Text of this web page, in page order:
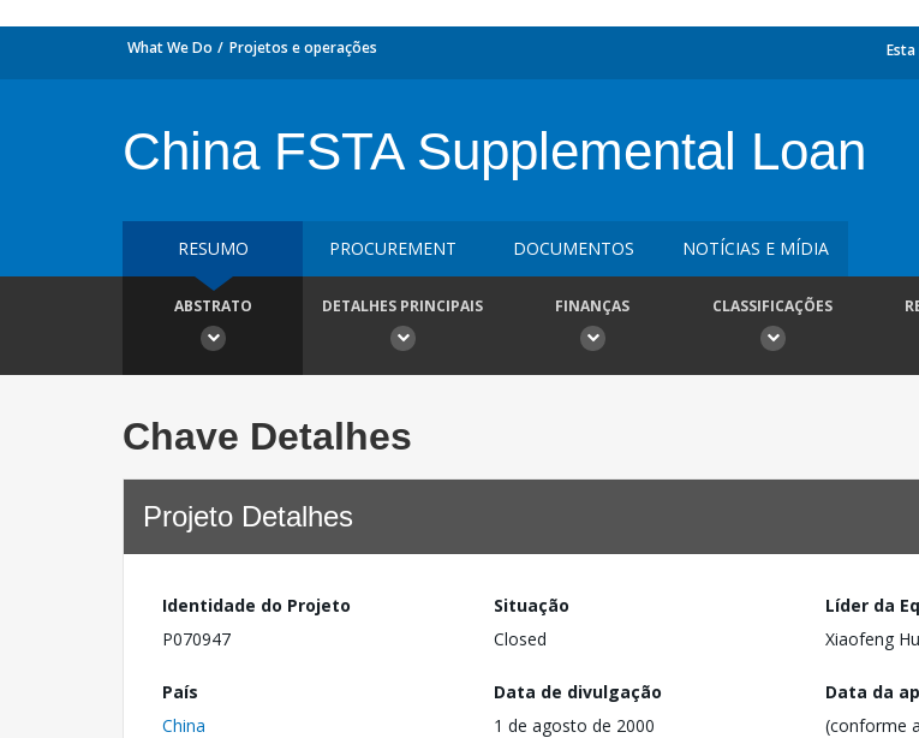
What We Do Projetos e operações
China FSTA Supplemental Loan
RESUMO PROCUREMENT DOCUMENTOS NOTÍCIAS E MÍDIA
ABSTRATO DETALHES PRINCIPAIS FINANÇAS CLASSIFICAÇÕES
Chave Detalhes
Projeto Detalhes
Identidade do Projeto
P070947
Situação
Closed
Líder da
Xiaofeng
País
China
Data de divulgação
1 de agosto de 2000
Data da
(conforme